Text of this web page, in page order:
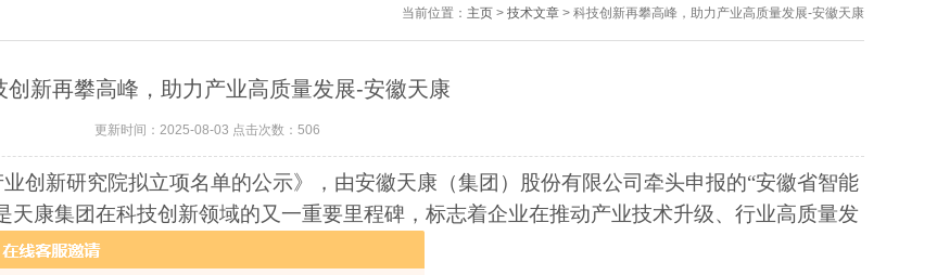
当前位置： 主页> 技术文章> 科技创新再攀高峰，助力产业高质量发展-安徽天康
创新再攀高峰，助力产业高质量发展-安徽天康
更新时间：2025-08-03 点击次数：506
创新研究院拟立项名单的公示》，由安徽天康（集团）股份有限公司牵头申报的“安徽省智能
康集团在科技创新领域的又一重要里程碑，标志着企业在推动产业技术升级、行业高质量发